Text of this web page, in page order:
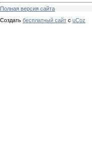
Полная версия сайта
Создать бесплатный сайт с uCoz